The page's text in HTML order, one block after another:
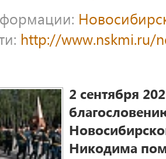
http://www.nskmi.ru/
2 сентября
Никодима